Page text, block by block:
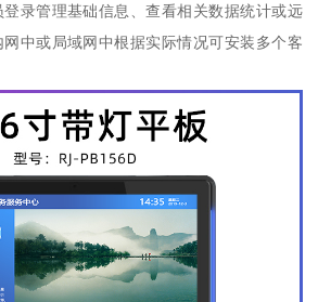
录管理基础信息、查看相关数据统计或远
中或局域网中根据实际情况可安装多个客